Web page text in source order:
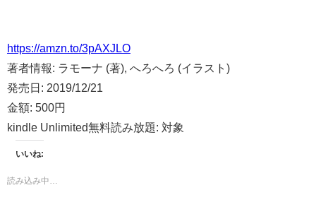
https://amzn.to/3pAXJLO
著者情報: ラモーナ (著), へろへろ (イラスト)
発売日: 2019/12/21
金額: 500円
kindle Unlimited無料読み放題: 対象
いいね:
読み込み中…